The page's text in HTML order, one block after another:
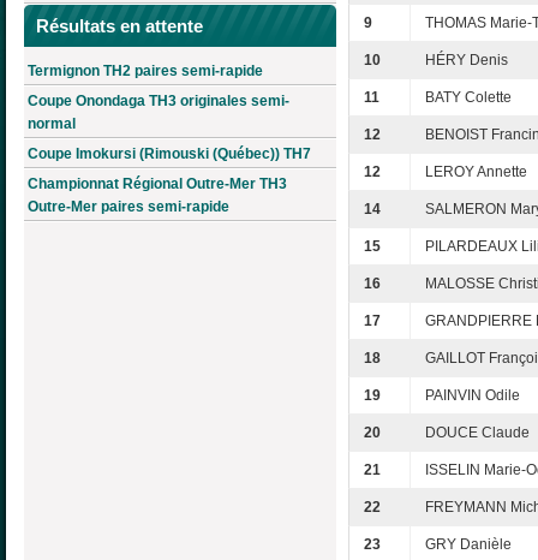
Résultats en attente
Termignon TH2 paires semi-rapide
Coupe Onondaga TH3 originales semi-
normal
Coupe Imokursi (Rimouski (Québec)) TH7
Championnat Régional Outre-Mer TH3
Outre-Mer paires semi-rapide
9 THOMAS Marie-
10 HÉRY Denis
11 BATY Colette
12 BENOIST
12 LEROY Annette
14 SALMERON
15 PILARDEAUX
16 MALOSSE
17 GRANDPIERRE
18 GAILLOT
19 PAINVIN Odile
20 DOUCE Claude
21 ISSELIN Marie-
22 FREYMANN
23 GRY Danièle